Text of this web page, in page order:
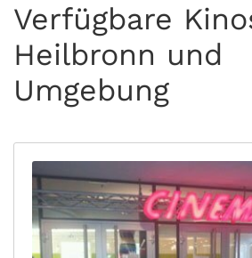
Verfügbare
Heilbronn und
Umgebung